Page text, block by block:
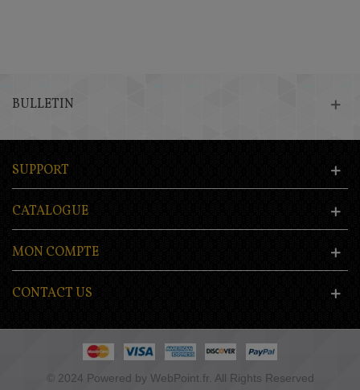
BULLETIN
SUPPORT
CATALOGUE
MON COMPTE
CONTACT US
© 2024 Powered by WebPoint.fr. All Rights Reserved